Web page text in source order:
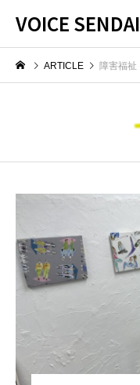
VOICE SENDAI
ARTICLE 障害福祉